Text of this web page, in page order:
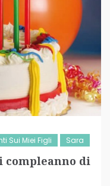
Sui Miei Figli Sara
compleanno di